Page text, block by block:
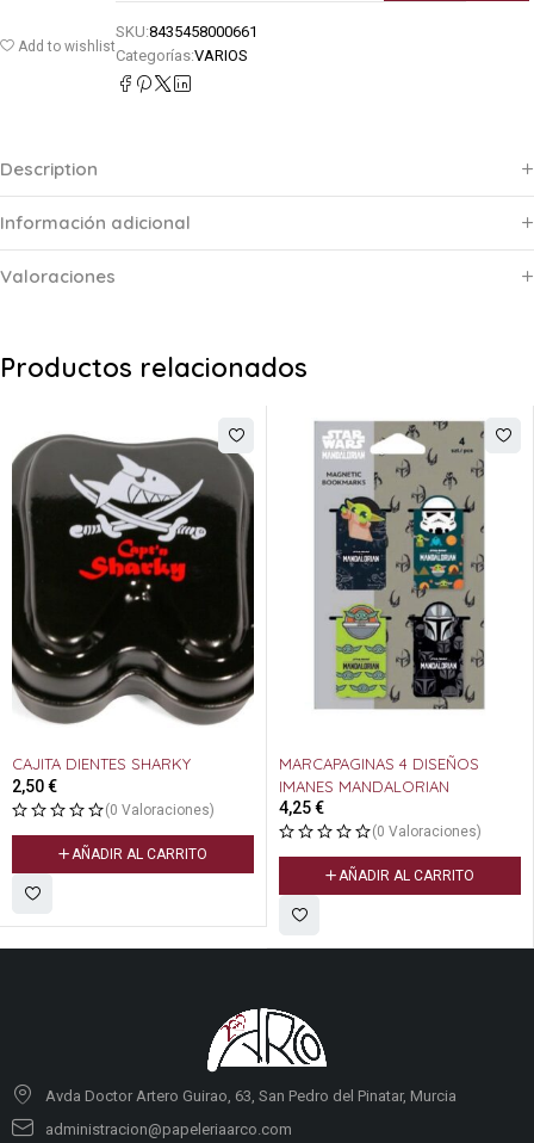
Add to wishlist
SKU:8435458000661
Categorías:VARIOS
Description
Información adicional
Valoraciones
Productos relacionados
CAJITA DIENTES SHARKY
2,50€
(0 Valoraciones)
AÑADIR AL CARRITO
MARCAPAGINAS 4 DISEÑOS
IMANES MANDALORIAN
4,25€
(0 Valoraciones)
AÑADIR AL CARRITO
Avda Doctor Artero Guirao, 63, San Pedro del Pinatar, Murcia
administracion@papeleriaarco.com